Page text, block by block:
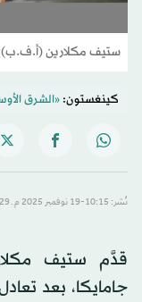
ستيف مكلارين (أ.ف.ب)
كينغستون:«الشرق
نُشر: 10:15-19 نوفمبر 2025 م ـ 29 جمادي الأول 1447 هـ
قدَّم ستيف
جامايكا، بعد